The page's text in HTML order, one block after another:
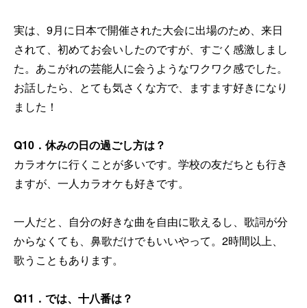
実は、9月に日本で開催された大会に出場のため、来日
されて、初めてお会いしたのですが、すごく感激しまし
た。あこがれの芸能人に会うようなワクワク感でした。
お話したら、とても気さくな方で、ますます好きになり
ました！
Q10 ．休みの日の過ごし方は？
カラオケに行くことが多いです。学校の友だちとも行き
ますが、一人カラオケも好きです。
一人だと、自分の好きな曲を自由に歌えるし、歌詞が分
からなくても、鼻歌だけでもいいやって。2時間以上、
歌うこともあります。
Q11 ．では、十八番は？